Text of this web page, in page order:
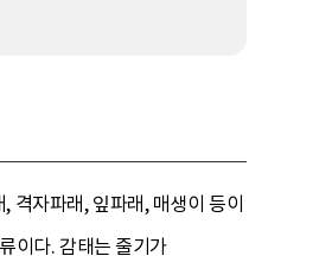
격자파래, 잎파래, 매생이 등이
이다. 감태는 줄기가